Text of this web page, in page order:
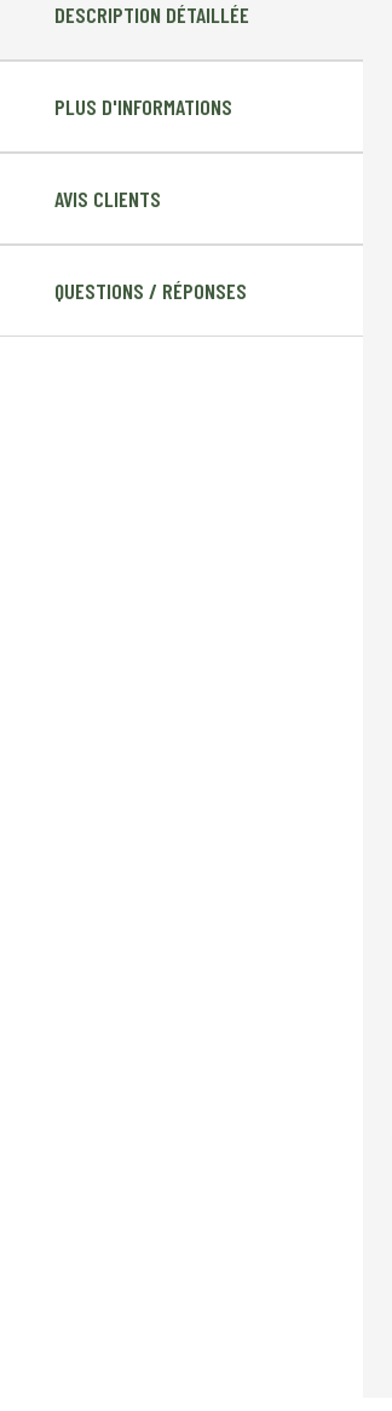
DESCRIPTION DÉTAILLÉE
PLUS D'INFORMATIONS
AVIS CLIENTS
QUESTIONS / RÉPONSES